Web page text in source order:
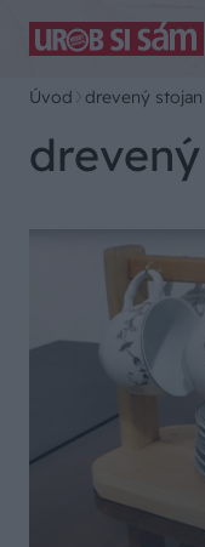
Úvod drevený stojan